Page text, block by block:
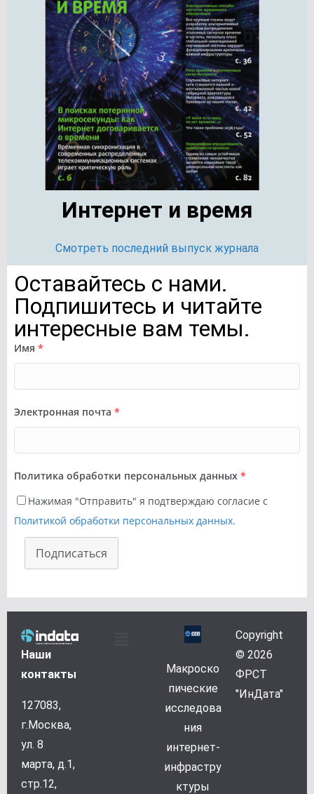
Интернет и время
Смотреть последний выпуск журнала
Оставайтесь с нами.
Подпишитесь и читайте
интересные вам темы.
Имя *
Электронная почта *
Политика обработки персональных данных *
Нажимая "Отправить" я подтверждаю согласие с
Политикой обработки персональных данных.
Подписаться
Наши
контакты
127083,
г.Москва,
ул. 8
марта, д.1,
стр.12,
Макроско
пические
исследова
ния
интернет-
инфрастру
ктуры
Copyright
© 2026
ФРСТ
"ИнДата"